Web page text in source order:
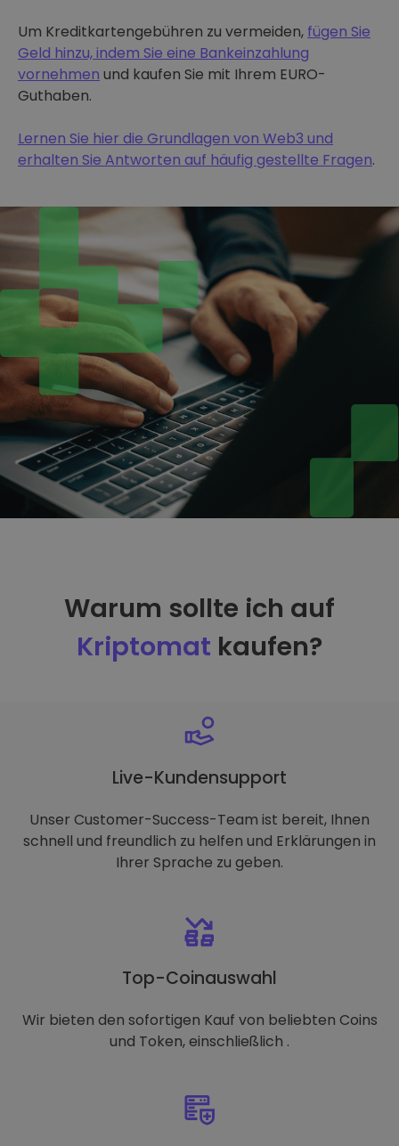
Um Kreditkartengebühren zu vermeiden, fügen Sie
Geld hinzu, indem Sie eine Bankeinzahlung
vornehmen und kaufen Sie mit Ihrem EURO-
Guthaben.
Lernen Sie hier die Grundlagen von Web3 und
erhalten Sie Antworten auf häufig gestellte Fragen.
Warum sollte ich auf
Kriptomat kaufen?
Live-Kundensupport
Unser Customer-Success-Team ist bereit, Ihnen
schnell und freundlich zu helfen und Erklärungen in
Ihrer Sprache zu geben.
Top-Coinauswahl
Wir bieten den sofortigen Kauf von beliebten Coins
und Token, einschließlich .